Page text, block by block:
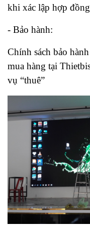
khi xác lập hợp đồng
- Bảo hành:
Chính sách bảo
mua hàng tại
vụ “thuê”